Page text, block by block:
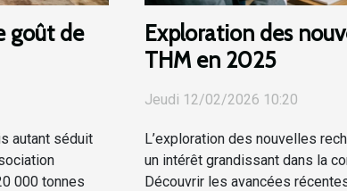
goût de
autant séduit
000 tonnes
Exploration des
THM en 2025
Jeudi 12/02/2026 10:20
L’exploration des nouvelles
un intérêt grandissant dans la
Découvrir les avancées